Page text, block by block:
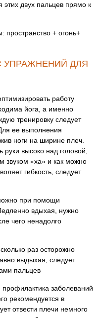
этих двух пальцев прямо к
+ огонь+
УПРАЖНЕНИЙ ДЛЯ
работу
йога, а именно
тренировку следует
ее выполнения
ноги на ширине плеч.
высоко над головой,
звуком «ха» и как можно
гибкость, следует
при помощи
вдыхая, нужно
чего ненадолго
раз осторожно
выдыхая, следует
пальцев
заболеваний
рекомендуется в
отвести плечи немного